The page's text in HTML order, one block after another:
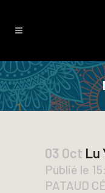
03 Oct Lu
Publié le
PATAUD